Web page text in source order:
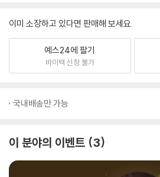
이미 소장하고 있다면 판매해 보세요.
예스24에 팔기
바이백 신청 불가
국내배송만 가능
이 분야의 이벤트 3